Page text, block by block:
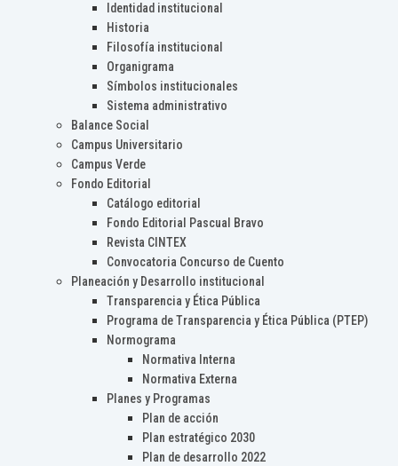
Identidad institucional
Historia
Filosofía institucional
Organigrama
Símbolos institucionales
Sistema administrativo
Balance Social
Campus Universitario
Campus Verde
Fondo Editorial
Catálogo editorial
Fondo Editorial Pascual Bravo
Revista CINTEX
Convocatoria Concurso de Cuento
Planeación y Desarrollo institucional
Transparencia y Ética Pública
Programa de Transparencia y Ética Pública (PTEP)
Normograma
Normativa Interna
Normativa Externa
Planes y Programas
Plan de acción
Plan estratégico 2030
Plan de desarrollo 2022